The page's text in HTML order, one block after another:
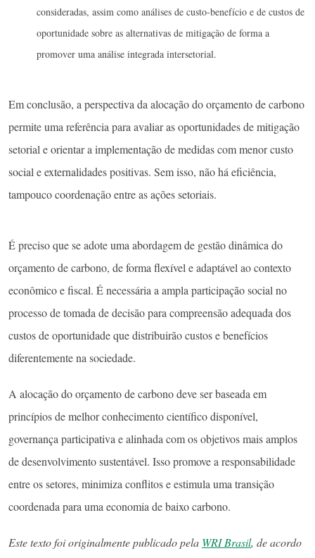
consideradas, assim como análises de custo-benefício e de custos de
oportunidade sobre as alternativas de mitigação de forma a
promover uma análise integrada intersetorial.
Em conclusão, a perspectiva da alocação do orçamento de carbono
permite uma referência para avaliar as oportunidades de mitigação
setorial e orientar a implementação de medidas com menor custo
social e externalidades positivas. Sem isso, não há eficiência,
tampouco coordenação entre as ações setoriais.
É preciso que se adote uma abordagem de gestão dinâmica do
orçamento de carbono, de forma flexível e adaptável ao contexto
econômico e fiscal. É necessária a ampla participação social no
processo de tomada de decisão para compreensão adequada dos
custos de oportunidade que distribuirão custos e benefícios
diferentemente na sociedade.
A alocação do orçamento de carbono deve ser baseada em
princípios de melhor conhecimento científico disponível,
governança participativa e alinhada com os objetivos mais amplos
de desenvolvimento sustentável. Isso promove a responsabilidade
entre os setores, minimiza conflitos e estimula uma transição
coordenada para uma economia de baixo carbono.
Este texto foi originalmente publicado pela WRI Brasil, de acordo